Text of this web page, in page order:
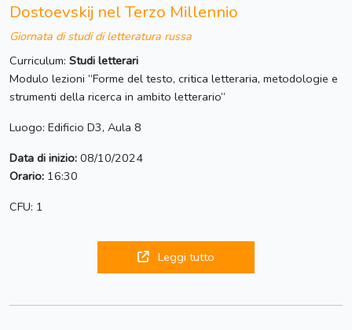
Dostoevskij nel Terzo Millennio
Giornata di studi di letteratura russa
Curriculum: Studi letterari
Modulo lezioni “Forme del testo, critica letteraria, metodologie e
strumenti della ricerca in ambito letterario“
Luogo: Edificio D3, Aula 8
Data di inizio: 08/10/2024
Orario: 16:30
CFU: 1
Leggi tutto